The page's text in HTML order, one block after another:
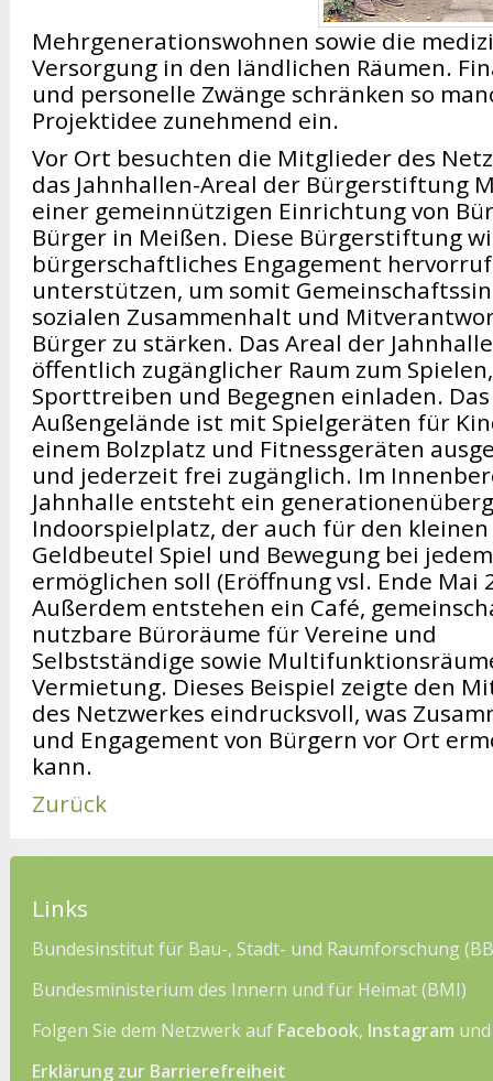
Mehrgenerationswohnen sowie die
Versorgung in den ländlichen Räumen.
und personelle Zwänge schränken so
Projektidee zunehmend ein.
Vor Ort besuchten die Mitglieder des
das Jahnhallen-Areal der Bürgerstiftung
einer gemeinnützigen Einrichtung von
Bürger in Meißen. Diese Bürgerstiftung
bürgerschaftliches Engagement
unterstützen, um somit
sozialen Zusammenhalt und
Bürger zu stärken. Das Areal der
öffentlich zugänglicher Raum zum
Sporttreiben und Begegnen einladen. Das
Außengelände ist mit Spielgeräten für
einem Bolzplatz und Fitnessgeräten
und jederzeit frei zugänglich. Im
Jahnhalle entsteht ein
Indoorspielplatz, der auch für den kleinen
Geldbeutel Spiel und Bewegung bei
ermöglichen soll (Eröffnung vsl. Ende Mai
Außerdem entstehen ein Café,
nutzbare Büroräume für Vereine und
Selbstständige sowie
Vermietung. Dieses Beispiel zeigte den
des Netzwerkes eindrucksvoll, was
und Engagement von Bürgern vor Ort
kann.
Zurück
Links
Bundesinstitut für Bau-, Stadt- und Raumforschung
Bundesministerium des Innern und für Heimat (BMI)
Folgen Sie dem Netzwerk auf Facebook, Instagram
Erklärung zur Barrierefreiheit